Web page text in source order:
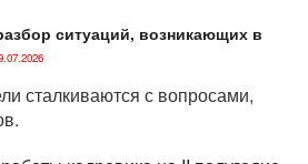
ситуаций, возникающих в
сталкиваются с вопросами,